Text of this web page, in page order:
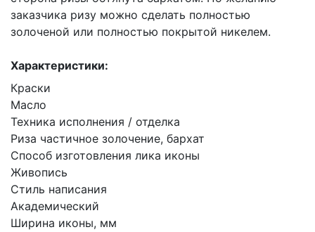
заказчика ризу можно сделать полностью
золоченой или полностью покрытой никелем.
Характеристики:
Краски
Масло
Техника исполнения / отделка
Риза частичное золочение, бархат
Способ изготовления лика иконы
Живопись
Стиль написания
Академический
Ширина иконы, мм